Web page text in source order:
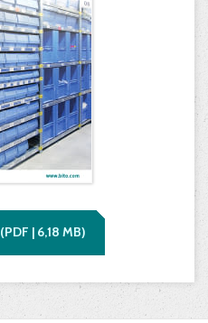
(PDF | 6,18 MB)